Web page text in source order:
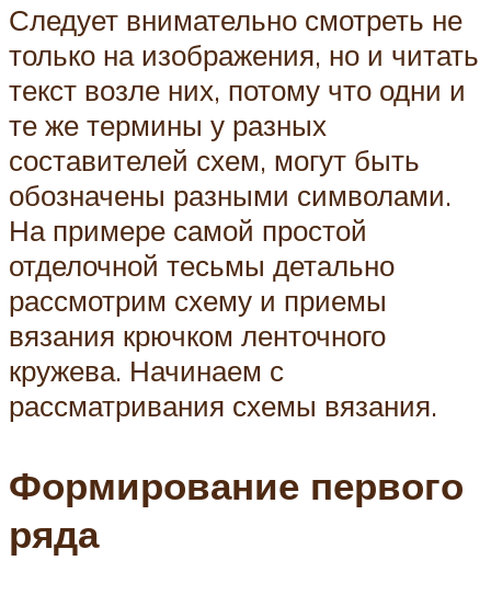
Следует внимательно смотреть не
только на изображения, но и читать
текст возле них, потому что одни и
те же термины у разных
составителей схем, могут быть
обозначены разными символами.
На примере самой простой
отделочной тесьмы детально
рассмотрим схему и приемы
вязания крючком ленточного
кружева. Начинаем с
рассматривания схемы вязания.
Формирование первого
ряда